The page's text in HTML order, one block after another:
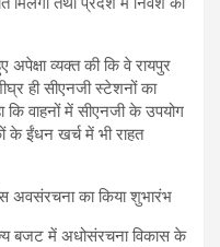
व्यक्त की कि वे रायपुर
ही सीएनजी स्टेशनों का
वाहनों में सीएनजी के उपयोग
ईंधन खर्च में भी राहत
बजट में अधोसंरचना विकास के